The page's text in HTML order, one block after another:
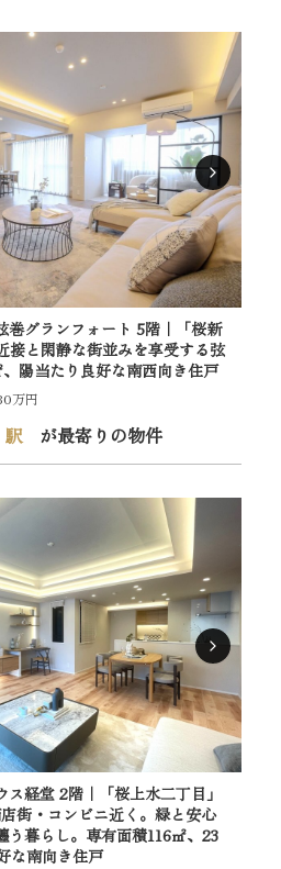
巻グランフォート 5階｜「桜新
接と閑静な街並みを享受する弦
陽当たり良好な南西向き住戸
万円
が最寄りの物件
経堂 2階｜「桜上水二丁目」
街・コンビニ近く。緑と安心
う暮らし。専有面積116㎡、23
な南向き住戸